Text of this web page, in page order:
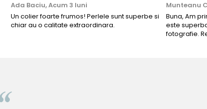
Ada Baciu,Acum 3 luni
Un colier foarte frumos! Perlele sunt superbe si
chiar au o calitate extraordinara.
Munteanu
Buna, Am
este
fotografie.